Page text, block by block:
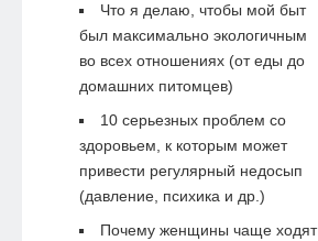
Что я делаю, чтобы мой быт
был максимально экологичным
во всех отношениях (от еды до
домашних питомцев)
10 серьезных проблем со
здоровьем, к которым может
привести регулярный недосып
(давление, психика и др.)
Почему женщины чаще ходят